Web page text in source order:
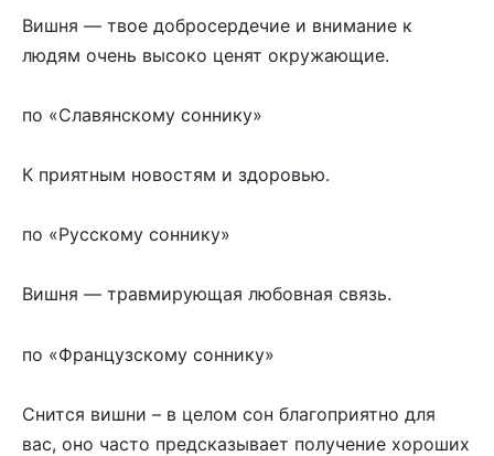
Вишня — твое добросердечие и внимание к
людям очень высоко ценят окружающие.
по «Славянскому соннику»
К приятным новостям и здоровью.
по «Русскому соннику»
Вишня — травмирующая любовная связь.
по «Французскому соннику»
Снится вишни – в целом сон благоприятно для
вас, оно часто предсказывает получение хороших